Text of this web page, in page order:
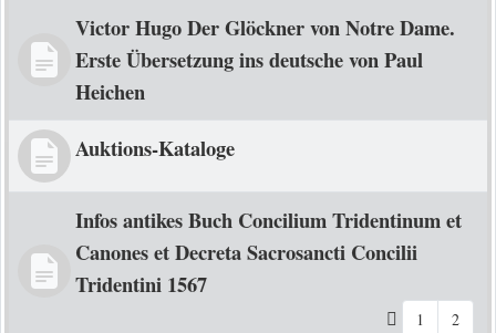
Victor Hugo Der Glöckner von Notre Dame.
Erste Übersetzung ins deutsche von Paul
Heichen
Auktions-Kataloge
Infos antikes Buch Concilium Tridentinum et
Canones et Decreta Sacrosancti Concilii
Tridentini 1567
1 2